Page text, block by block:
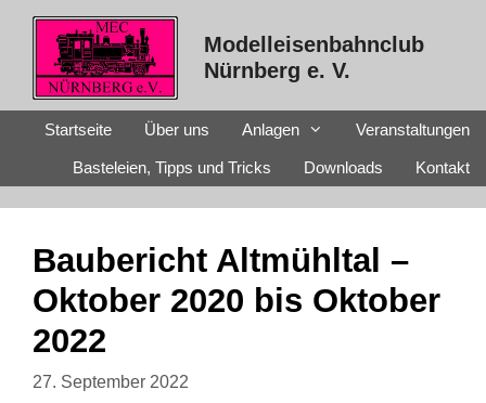
springen
Modelleisenbahnclub
Nürnberg e. V.
Startseite Über uns Anlagen Veranstaltungen
Basteleien, Tipps und Tricks Downloads Kontakt
Baubericht Altmühltal –
Oktober 2020 bis Oktober
2022
27. September 2022